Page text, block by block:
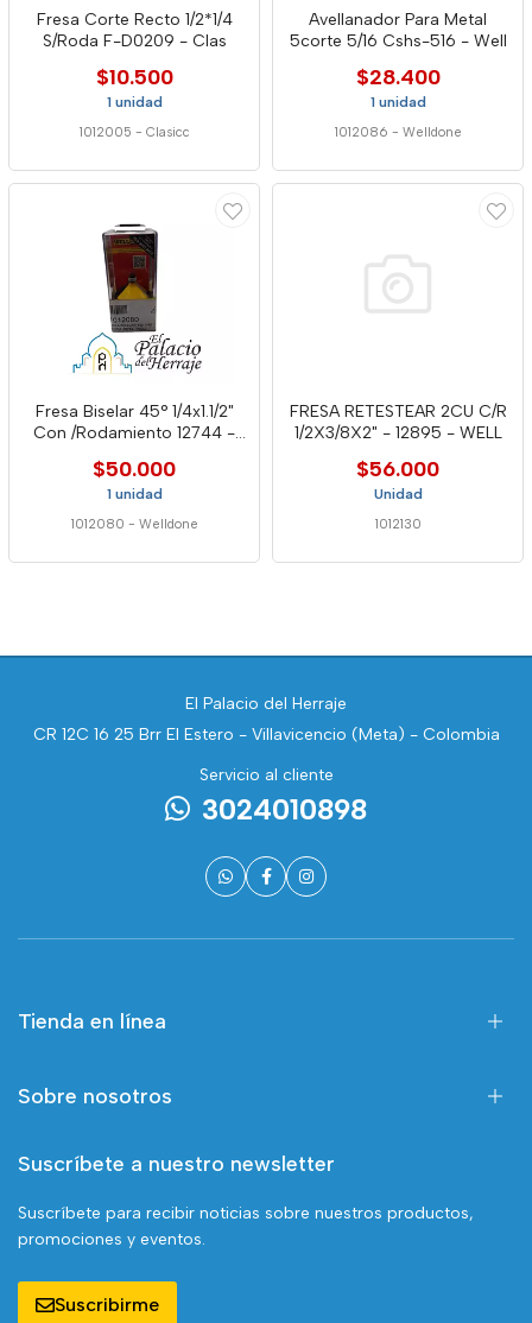
Fresa Corte Recto 1/2*1/4
S/Roda F-D0209 - Clas
$10.500
1 unidad
1012005 - Clasicc
Avellanador Para Metal
5corte 5/16 Cshs-516 - Well
$28.400
1 unidad
1012086 - Welldone
Fresa Biselar 45° 1/4x1.1/2"
Con /Rodamiento 12744 -
$50.000
1 unidad
1012080 - Welldone
FRESA RETESTEAR 2CU C/R
1/2X3/8X2" - 12895 - WELL
$56.000
Unidad
1012130
El Palacio del Herraje
CR 12C 16 25 Brr El Estero - Villavicencio (Meta) - Colombia
Servicio al cliente
3024010898
Tienda en línea
Sobre nosotros
Suscríbete a nuestro newsletter
Suscríbete para recibir noticias sobre nuestros productos,
promociones y eventos.
Suscribirme